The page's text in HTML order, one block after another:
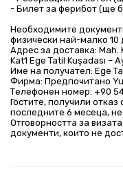
- Билет за ферибот (ще
Необходимите
физически най-малко 10
Адрес за доставка: Mah.
Kat1 Ege Tatil Kuşadası –
Име на получател: Ege
Фирма: Предпочитано
Телефонен номер: +90
Гостите, получили
последните 6 месеца,
Отговорността за
документи, които не